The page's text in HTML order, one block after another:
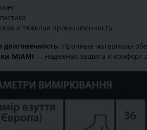
и тяжелая промышленность
долговечность: Прочные материалы
MIAMI — надежная защита и комфорт